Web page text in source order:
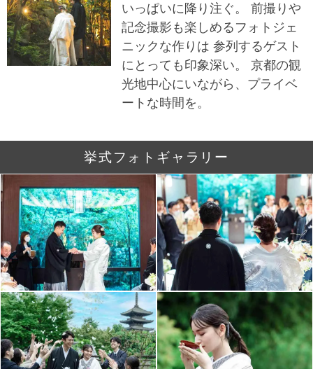
いっぱいに降り注ぐ。 前撮りや
記念撮影も楽しめるフォトジェ
ニックな作りは 参列するゲスト
にとっても印象深い。 京都の観
光地中心にいながら、プライベ
ートな時間を。
挙式フォトギャラリー